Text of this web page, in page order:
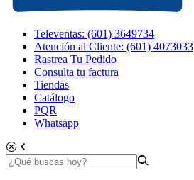
Televentas: (601) 3649734
Atención al Cliente: (601) 4073033
Rastrea Tu Pedido
Consulta tu factura
Tiendas
Catálogo
PQR
Whatsapp